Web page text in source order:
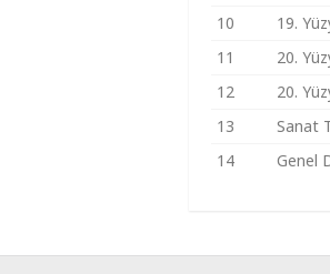
10
19.
11
20.
12
20.
13
Sanat
14
Genel